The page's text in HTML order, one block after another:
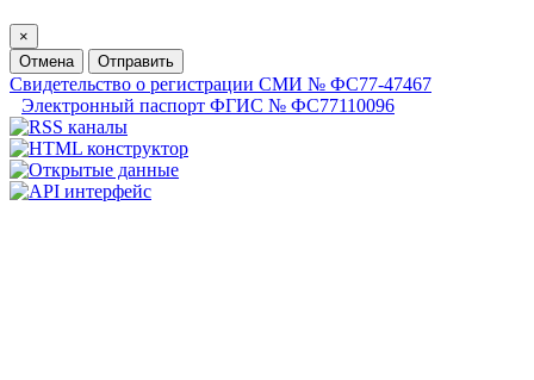
×
Отмена
Отправить
Свидетельство о регистрации СМИ № ФС77-47467
Электронный паспорт ФГИС № ФС77110096